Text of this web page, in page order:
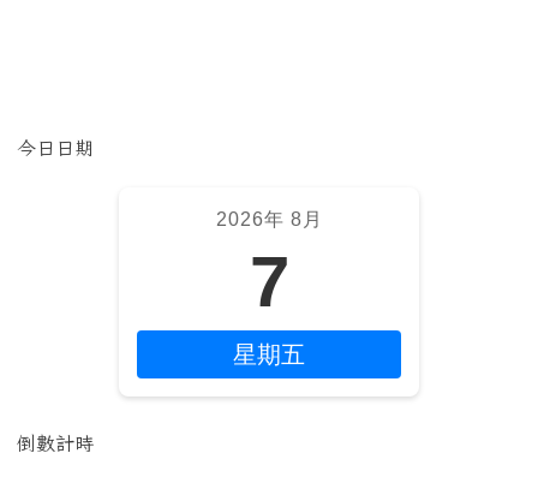
左邊區域內容
今日日期
2026年 8月
7
星期五
倒數計時